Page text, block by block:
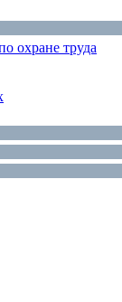
охране труда